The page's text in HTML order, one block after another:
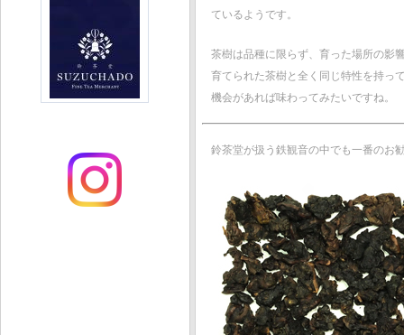
ているようです。
茶樹は品種に限らず、育った場所の影
育てられた茶樹と全く同じ特性を持っ
機会があれば味わってみたいですね。
鈴茶堂が扱う鉄観音の中でも一番のお